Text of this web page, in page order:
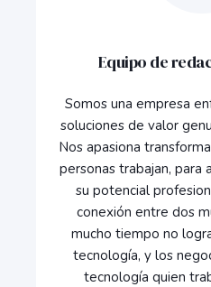
Equipo de
Somos una empresa
soluciones de valor
Nos apasiona
personas trabajan, para
su potencial
conexión entre dos
mucho tiempo no
tecnología, y los
tecnología quien